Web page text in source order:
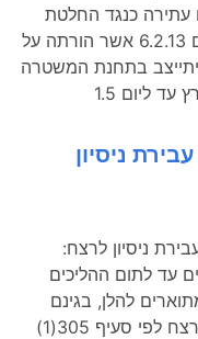
על ניסיון לרצח: בפנינו עתירה כנגד החלטת
ועדת השחרורים (להלן: "הוועדה") מיום 6.2.13 אשר הורתה על
בתחנת המשטרה
ליום 1.5
ניסיון
ניסיון לרצח:
עד לתום ההליכים
המתוארים להלן, בגינם
מייחסת להם המאשימה עבירת ניסיון רצח לפי סעיף 305(1)